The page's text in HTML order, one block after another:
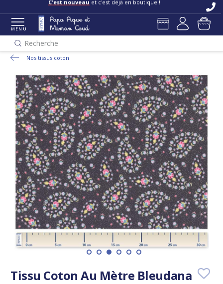
C'est nouveau et c'est déjà en boutique !
MENU
Recherche
Nos tissus coton
Tissu Coton Au Mètre Bleudana